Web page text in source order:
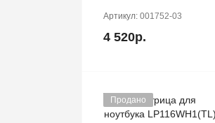
Артикул: 001752-03
4 520р.
Продано